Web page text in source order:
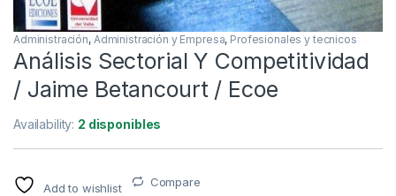
Administración, Administración y Empresa, Profesionales y tecnicos
Análisis Sectorial Y Competitividad
/ Jaime Betancourt / Ecoe
Availability: 2 disponibles
Add to wishlist Compare